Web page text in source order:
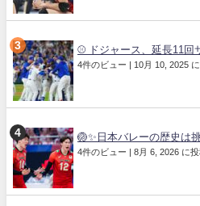
⚾️ ドジャース、延長11回
4件のビュー | 10月 10, 2025
🏐✨日本バレーの歴史は
4件のビュー | 8月 6, 2026 に